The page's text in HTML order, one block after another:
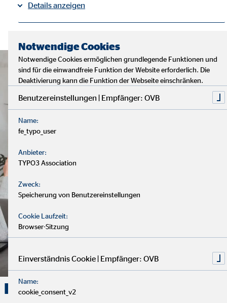
Deine Finanzen, Dein Weg:
Details anzeigen
Notwendige Cookies
Notwendige Cookies ermöglichen grundlegende Funktionen und
sind für die einwandfreie Funktion der Website erforderlich. Die
Deaktivierung kann die Funktion der Webseite einschränken.
Benutzereinstellungen | Empfänger: OVB
Name:
fe_typo_user
Anbieter:
TYPO3 Association
Zweck:
Speicherung von Benutzereinstellungen
Cookie Laufzeit:
Browser-Sitzung
Einverständnis Cookie | Empfänger: OVB
Name:
cookie_consent_v2